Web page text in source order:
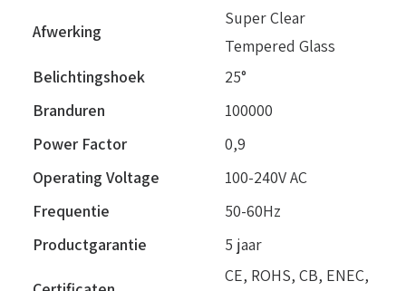
Afwerking
Super Clear
Tempered Glass
Belichtingshoek
25°
Branduren
100000
Power Factor
0,9
Operating Voltage
100-240V AC
Frequentie
50-60Hz
Productgarantie
5 jaar
CE, ROHS, CB, ENEC,